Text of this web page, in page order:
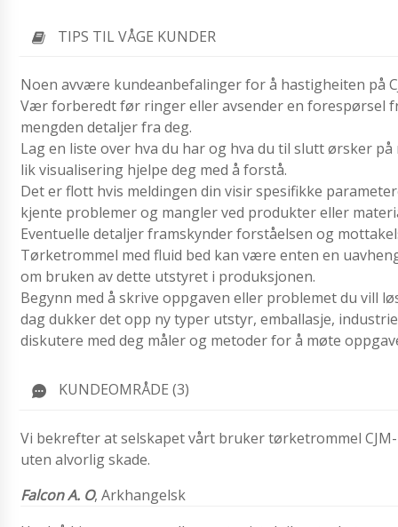
TIPS TIL VÅGE KUNDER
Noen avvære kundeanbefalinger for å hastigheiten på
Vær forberedt før ringer eller avsender en forespørsel
mengden detaljer fra deg.
Lag en liste over hva du har og hva du til slutt ørsker
lik visualisering hjelpe deg med å forstå.
Det er flott hvis meldingen din visir spesifikke
kjente problemer og mangler ved produkter eller
Eventuelle detaljer framskynder forståelsen og
Tørketrommel med fluid bed kan være enten en
om bruken av dette utstyret i produksjonen.
Begynn med å skrive oppgaven eller problemet du vill
dag dukker det opp ny typer utstyr, emballasje,
diskutere med deg måler og metoder for å møte
KUNDEOMRÅDE (3)
Vi bekrefter at selskapet vårt bruker tørketrommel
uten alvorlig skade.
Falcon A. O, Arkhangelsk